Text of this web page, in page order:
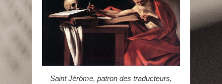
Saint Jérôme, patron des traducteurs,